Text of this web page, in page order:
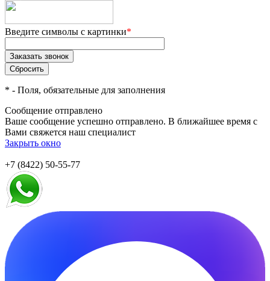
Введите символы с картинки*
* - Поля, обязательные для заполнения
Сообщение отправлено
Ваше сообщение успешно отправлено. В ближайшее время с
Вами свяжется наш специалист
Закрыть окно
+7 (8422) 50-55-77